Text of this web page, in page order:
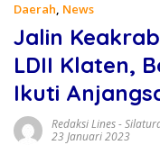
Daerah, News
Jalin
LDII Klaten,
Ikuti
Redaksi Lines-
23 Januari 2023